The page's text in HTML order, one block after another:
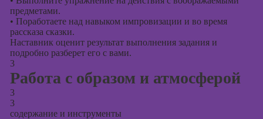
предметами.
• Поработаете над навыком импровизации и во время
рассказа сказки.
Наставник оценит результат выполнения задания и
подробно разберет его с вами.
3
Работа с образом и атмосферой
3
3
содержание и инструменты